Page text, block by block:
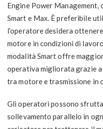
Engine Power
Smart e Max. È preferibile
l’operatore desidera
motore in condizioni di
modalità Smart offre
operativa migliorata grazie
tra motore e trasmissione in
Gli operatori possono
sollevamento parallelo in